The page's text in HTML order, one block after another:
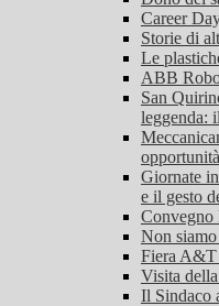
Career
Storie di
Le
ABB
San
leggenda:
opportunità
Giornate
e il gesto
Convegno
Non
Fiera A&T
Visita
Il Sindaco